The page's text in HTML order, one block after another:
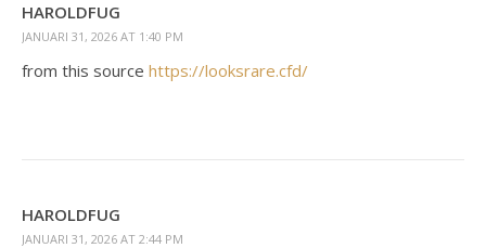
HAROLDFUG
JANUARI 31, 2026 AT 1:40 PM
from this source https://looksrare.cfd/
HAROLDFUG
JANUARI 31, 2026 AT 2:44 PM